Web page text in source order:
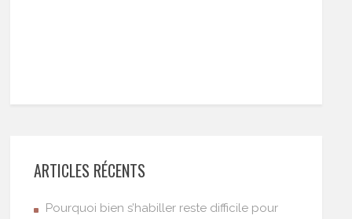
ARTICLES RÉCENTS
Pourquoi bien s’habiller reste difficile pour